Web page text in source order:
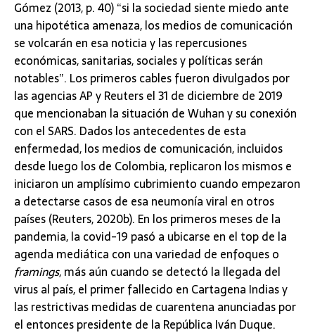
Gómez (2013, p. 40) “si la sociedad siente miedo ante
una hipotética amenaza, los medios de comunicación
se volcarán en esa noticia y las repercusiones
económicas, sanitarias, sociales y políticas serán
notables”. Los primeros cables fueron divulgados por
las agencias AP y Reuters el 31 de diciembre de 2019
que mencionaban la situación de Wuhan y su conexión
con el SARS. Dados los antecedentes de esta
enfermedad, los medios de comunicación, incluidos
desde luego los de Colombia, replicaron los mismos e
iniciaron un amplísimo cubrimiento cuando empezaron
a detectarse casos de esa neumonía viral en otros
países (Reuters, 2020b). En los primeros meses de la
pandemia, la covid-19 pasó a ubicarse en el top de la
agenda mediática con una variedad de enfoques o
framings, más aún cuando se detectó la llegada del
virus al país, el primer fallecido en Cartagena Indias y
las restrictivas medidas de cuarentena anunciadas por
el entonces presidente de la República Iván Duque.